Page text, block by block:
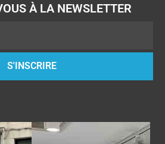
À LA NEWSLETTER
S'INSCRIRE